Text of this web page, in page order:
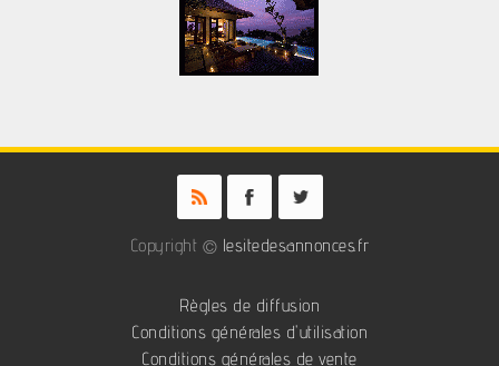
Copyright © lesitedesannonces.fr
Règles de diffusion
Conditions générales d'utilisation
Conditions générales de vente